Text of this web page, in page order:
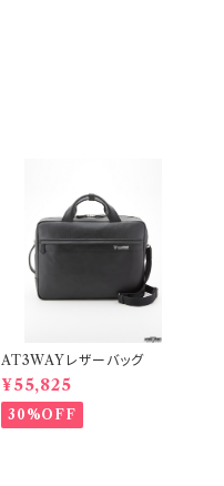
AT3WAYレザーバッグ
¥55,825
30%OFF